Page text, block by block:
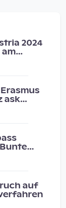
2024
ask
auf